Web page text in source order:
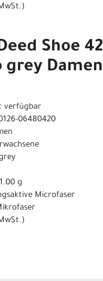
Shoe 42
grey Damen
verfügbar
06480420
g
Microfaser